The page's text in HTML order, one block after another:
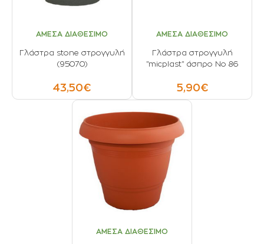
ΑΜΕΣΑ ΔΙΑΘΕΣΙΜΟ
Γλάστρα stone στρογγυλή
(95070)
43,50€
ΑΜΕΣΑ ΔΙΑΘΕΣΙΜΟ
Γλάστρα στρογγυλή
"micplast" άσπρο No 86
5,90€
ΑΜΕΣΑ ΔΙΑΘΕΣΙΜΟ